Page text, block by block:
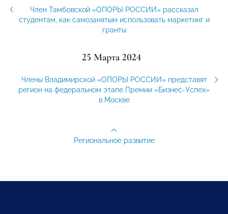
Член Тамбовской «ОПОРЫ РОССИИ» рассказал
студентам, как самозанятым использовать маркетинг и
гранты
25 Марта 2024
Члены Владимирской «ОПОРЫ РОССИИ» представят
регион на федеральном этапе Премии «Бизнес-Успех»
в Москве
Региональное развитие